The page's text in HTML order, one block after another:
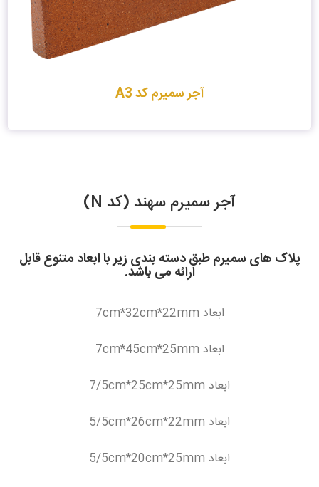
آجر سمیرم کد A3
آجر سمیرم سهند (کد N)
پلاک های سمیرم طبق دسته بندی زیر با ابعاد متنوع قابل
ارائه می باشد.
ابعاد
ابعاد 7cm*45cm*25mm
ابعاد 7/5cm*25cm*25mm
ابعاد 5/5cm*26cm*22mm
ابعاد 5/5cm*20cm*25mm